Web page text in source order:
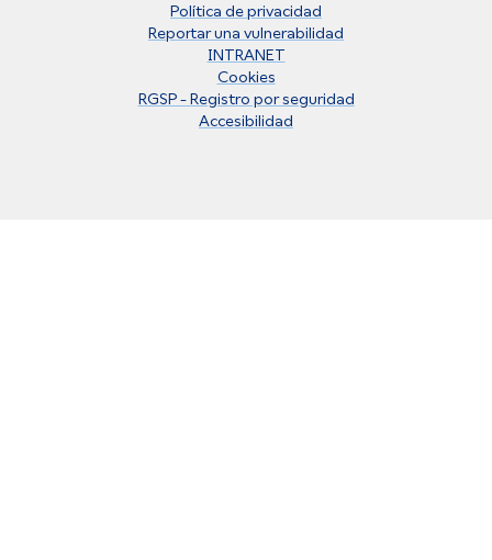
Política de privacidad
Reportar una vulnerabilidad
INTRANET
Cookies
RGSP - Registro por seguridad
Accesibilidad